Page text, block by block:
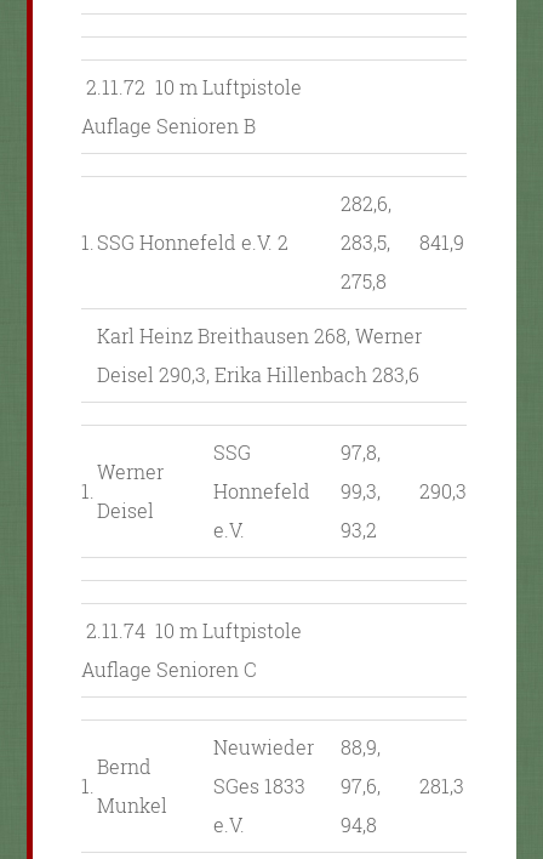
2.11.72 10 m Luftpistole
Auflage Senioren B
1. SSG Honnefeld e.V. 2
282,6,
283,5,
275,8
841,9
Karl Heinz Breithausen 268, Werner
Deisel 290,3, Erika Hillenbach 283,6
1.
Werner
Deisel
SSG
Honnefeld
e.V.
97,8,
99,3,
93,2
290,3
2.11.74 10 m Luftpistole
Auflage Senioren C
1.
Bernd
Munkel
Neuwieder
SGes 1833
e.V.
88,9,
97,6,
94,8
281,3